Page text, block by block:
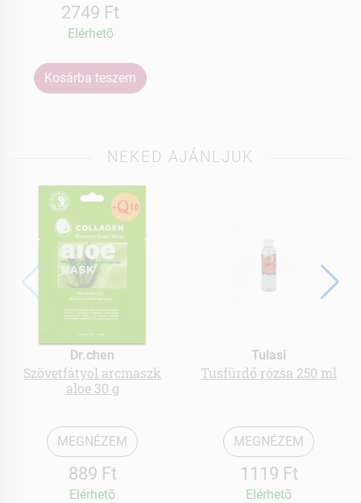
2749 Ft
Elérhetõ
Kosárba teszem
NEKED AJÁNLJUK
Dr.chen
Szövetfátyol arcmaszk
aloe 30 g
MEGNÉZEM
889 Ft
Elérhetõ
Tulasi
Tusfürdő rózsa 250 ml
MEGNÉZEM
1119 Ft
Elérhetõ